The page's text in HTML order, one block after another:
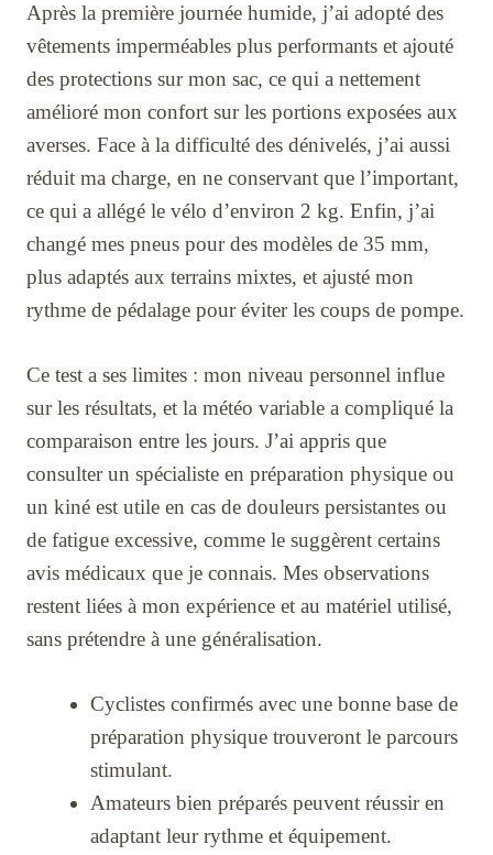
Après la première journée humide, j’ai adopté des
vêtements imperméables plus performants et ajouté
des protections sur mon sac, ce qui a nettement
amélioré mon confort sur les portions exposées aux
averses. Face à la difficulté des dénivelés, j’ai aussi
réduit ma charge, en ne conservant que l’important,
ce qui a allégé le vélo d’environ 2 kg. Enfin, j’ai
changé mes pneus pour des modèles de 35 mm,
plus adaptés aux terrains mixtes, et ajusté mon
rythme de pédalage pour éviter les coups de pompe.
Ce test a ses limites : mon niveau personnel influe
sur les résultats, et la météo variable a compliqué la
comparaison entre les jours. J’ai appris que
consulter un spécialiste en préparation physique ou
un kiné est utile en cas de douleurs persistantes ou
de fatigue excessive, comme le suggèrent certains
avis médicaux que je connais. Mes observations
restent liées à mon expérience et au matériel utilisé,
sans prétendre à une généralisation.
Cyclistes confirmés avec une bonne base de
préparation physique trouveront le parcours
stimulant.
Amateurs bien préparés peuvent réussir en
adaptant leur rythme et équipement.